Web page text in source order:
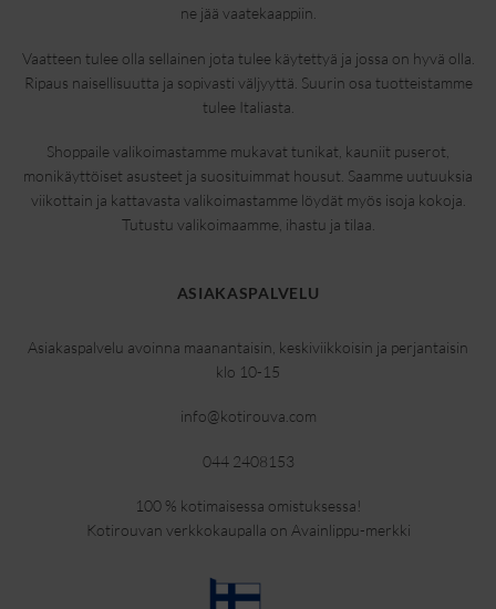
ne jää vaatekaappiin.
Vaatteen tulee olla sellainen jota tulee käytettyä ja jossa on hyvä olla.
Ripaus naisellisuutta ja sopivasti väljyyttä. Suurin osa tuotteistamme
tulee Italiasta.
Shoppaile valikoimastamme mukavat tunikat, kauniit puserot,
monikäyttöiset asusteet ja suosituimmat housut. Saamme uutuuksia
viikottain ja kattavasta valikoimastamme löydät myös isoja kokoja.
Tutustu valikoimaamme, ihastu ja tilaa.
ASIAKASPALVELU
Asiakaspalvelu avoinna maanantaisin, keskiviikkoisin ja perjantaisin
klo 10-15
info@kotirouva.com
044 2408153
100 % kotimaisessa omistuksessa!
Kotirouvan verkkokaupalla on Avainlippu-merkki